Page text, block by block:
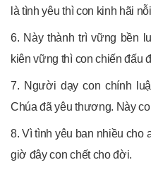
là tình yêu thì con kinh hãi
6. Này thành trì vững bền
kiên vững thì con chiến đấu
7. Người dạy con chính
Chúa đã yêu thương. Này
8. Vì tình yêu ban nhiều cho
giờ đây con chết cho đời.